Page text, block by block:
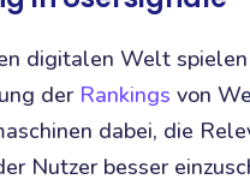
digitalen Welt
der Rankings von
dabei, die
Nutzer besser